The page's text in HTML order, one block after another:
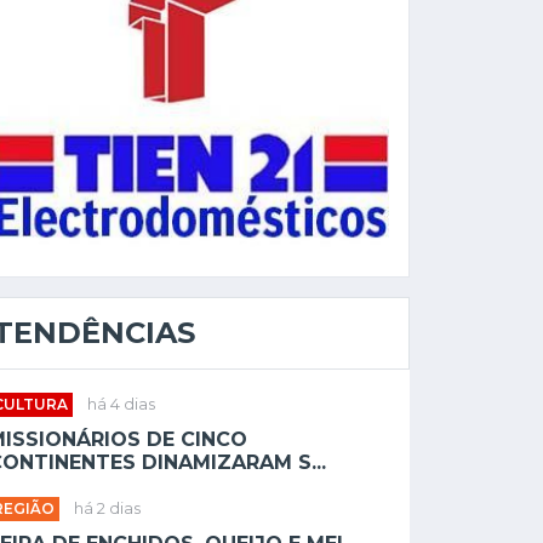
há 4 dias
DE CINCO
DINAMIZARAM S...
há 2 dias